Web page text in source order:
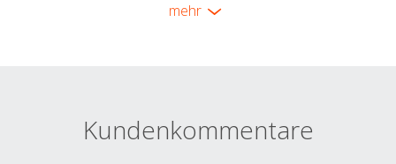
mehr
Kundenkommentare